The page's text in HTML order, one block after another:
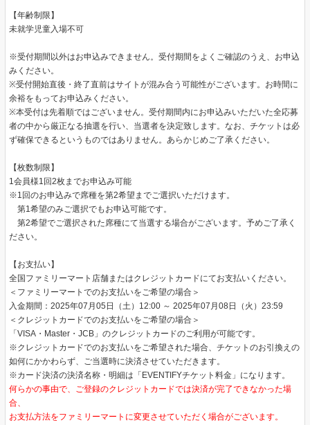
【年齢制限】
未就学児童入場不可
※受付期間以外はお申込みできません。受付期間をよくご確認のうえ、お申込
みください。
※受付開始直後・終了直前はサイトが混み合う可能性がございます。お時間に
余裕をもってお申込みください。
※本受付は先着順ではございません。受付期間内にお申込みいただいた全応募
者の中から厳正なる抽選を行い、当選者を決定致します。なお、チケットは必
ず確保できるというものではありません。あらかじめご了承ください。
【枚数制限】
1会員様1回2枚までお申込み可能
※1回のお申込みで席種を第2希望までご選択いただけます。
第1希望のみご選択でもお申込可能です。
第2希望でご選択された席種にて当選する場合がございます。予めご了承く
ださい。
【お支払い】
全国ファミリーマート店舗またはクレジットカードにてお支払いください。
＜ファミリーマートでのお支払いをご希望の場合＞
入金期間：2025年07月05日（土）12:00 ～ 2025年07月08日（火）23:59
＜クレジットカードでのお支払いをご希望の場合＞
「VISA・Master・JCB」のクレジットカードのご利用が可能です。
※クレジットカードでのお支払いをご希望された場合、チケットのお引換えの
如何にかかわらず、ご当選時に決済させていただきます。
※カード決済の決済名称・明細は「EVENTIFYチケット料金」になります。
何らかの事由で、ご登録のクレジットカードでは決済が完了できなかった場
合、
お支払方法をファミリーマートに変更させていただく場合がございます。